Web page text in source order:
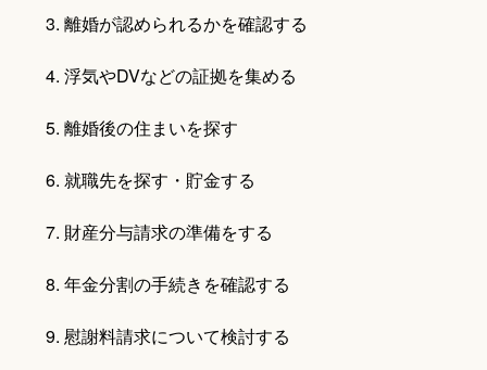
離婚が認められるかを確認する
浮気やDVなどの証拠を集める
離婚後の住まいを探す
就職先を探す・貯金する
財産分与請求の準備をする
年金分割の手続きを確認する
慰謝料請求について検討する